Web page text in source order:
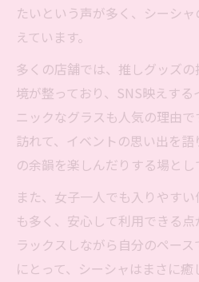
たいという声が多く、シーシ
えています。
多くの店舗では、推しグッズ
境が整っており、SNS映えす
ニックなグラスも人気の理由
訪れて、イベントの思い出を
の余韻を楽しんだりする場とし
また、女子一人でも入りやす
も多く、安心して利用できる
ラックスしながら自分のペー
にとって、シーシャはまさに